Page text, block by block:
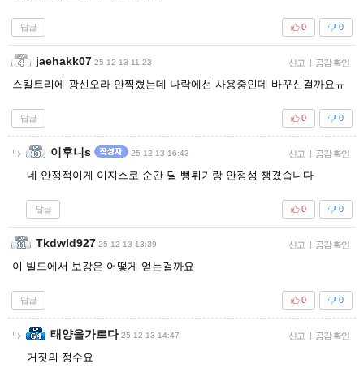
답글 0
0
jaehakk07 25-12-13 11:23 신고 | 공감 확인
스킬트리에 광신오라 안찍혔는데 나락에선 사용중인데 바꾸신걸까요ㅠ
답글 0
0
이후니s 25-12-13 16:43 신고 | 공감 확인
네 안정적이게 이지스로 순간 딜 뻥튀기랑 안정성 챙겼습니다
답글 0
0
Tkdwld927 25-12-13 13:39 신고 | 공감 확인
이 빌드에서 보강은 어떻게 얻는걸까요
답글 0
0
태양을가르다 25-12-13 14:47 신고 | 공감 확인
거짓의 정수요